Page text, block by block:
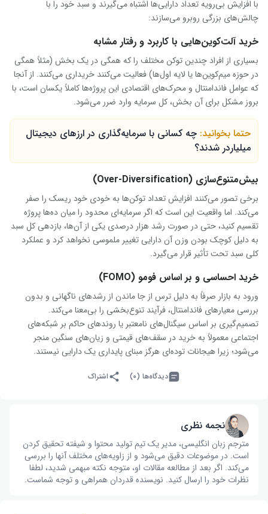
با افزایش بی‌رویه تعداد دارایی‌ها اشتباه می‌گیرند و سبد خود را با
چالش‌های بزرگی روبرو می‌سازند:
خرید آلت‌کوین‌هایی با کاربرد و رفتار مشابه
بسیاری از افراد چندین توکن مختلف را که همگی در یک بخش (مثلاً همگی
در حوزه میم‌کوین‌ها یا لایه اول‌ها) فعالیت می‌کنند خریداری می‌کنند. از آنجا
که عوامل فاندامنتال و محرک‌های اقتصادی این پروژه‌ها کاملاً یکسان است، با
بروز مشکل برای آن بخش، کل سرمایه وارد ضرر می‌شود.
حتما بخوانید: چه کسانی با سرمایه‌گذاری در ارزهای دیجیتال
میلیاردر شدند؟
بیش‌متنوع‌سازی (Over-Diversification)
برخی تصور می‌کنند افزایش تعداد توکن‌ها به خودی خود ریسک را صفر
می‌کند. اما واقعیت این است که اگر سرمایه‌ای محدود را میان ده‌ها پروژه
تقسیم کنید، حتی در صورت رشد هزار درصدی یکی از آن‌ها، بازدهی کل سبد
به دلیل کوچک بودن وزن آن دارایی تغییر ملموسی نخواهد کرد و عملکرد
کلی سبد تحت تأثیر قرار می‌گیرد.
خرید احساسی و بر اساس فومو (FOMO)
ورود به بازار صرفاً به دلیل ترس از جا ماندن از رشدهای ناگهانی و بدون
بررسی معیارهای فاندامنتال، فرآیند تنوع‌بخشی را بی‌معنا می‌کند.
تصمیم‌گیری بر اساس سیگنال‌های نامعتبر یا روندهای حاکم بر شبکه‌های
اجتماعی معمولاً به خرید در سقف‌های قیمتی و زیان‌های سنگین منجر
می‌شود؛ زیرا هیجانات توده‌ای هرگز مبنای پایداری یک دارایی نیستند.
دیدگاه‌ها (۰) اشتراک
نجمه نظری
مترجم زبان انگلیسی، مدیر یک تیم تولید محتوا و شیفته تحقیق کردن
است. در موضوعات دقیق می‌شود و از زاویه‌های مختلف آنها را بررسی
می‌کند. اگر بعد از مطالعه مقالات او، متوجه نکته مبهمی شدید، لطفا
نظرات خود را ارسال کنید. نویسنده قدردان همراهی و توجه شماست.